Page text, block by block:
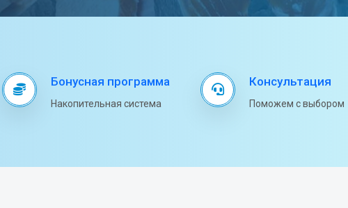
Бонусная программа
Накопительная система
Консультация
Поможем с выбором